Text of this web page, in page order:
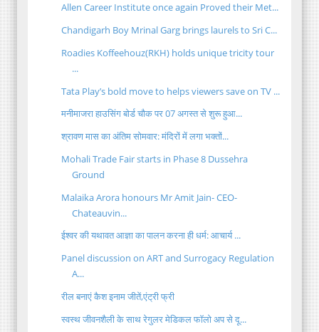
Allen Career Institute once again Proved their Met...
Chandigarh Boy Mrinal Garg brings laurels to Sri C...
Roadies Koffeehouz(RKH) holds unique tricity tour
...
Tata Play’s bold move to helps viewers save on TV ...
मनीमाजरा हाउसिंग बोर्ड चौक पर 07 अगस्त से शुरू हुआ...
श्रावण मास का अंतिम सोमवार: मंदिरों में लगा भक्तों...
Mohali Trade Fair starts in Phase 8 Dussehra
Ground
Malaika Arora honours Mr Amit Jain- CEO-
Chateauvin...
ईश्वर की यथावत आज्ञा का पालन करना ही धर्म: आचार्य ...
Panel discussion on ART and Surrogacy Regulation
A...
रील बनाएं कैश इनाम जीतें,एंट्री फ्री
स्वस्थ जीवनशैली के साथ रेगुलर मेडिकल फॉलो अप से दू...